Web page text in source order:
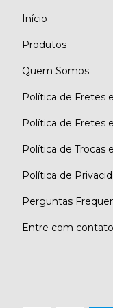
Início
Produtos
Quem Somos
Política de Fretes
Política de Fretes
Política de Trocas
Política de
Perguntas
Entre com